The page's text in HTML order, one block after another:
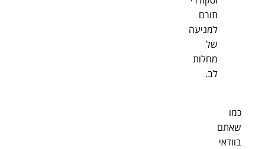
תורם
למניעה
של
מחלות
לב.
כמו
שאתם
בוודאי